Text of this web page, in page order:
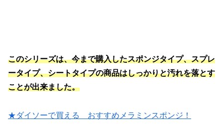
このシリーズは、今まで購入したスポンジタイプ、スプレ
ータイプ、シートタイプの商品はしっかりと汚れを落とす
ことが出来ました。
★ダイソーで買える おすすめメラミンスポンジ！